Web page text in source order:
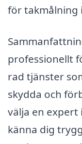
för takmålning
professionellt
rad tjänster
skydda och
välja en expert
känna dig